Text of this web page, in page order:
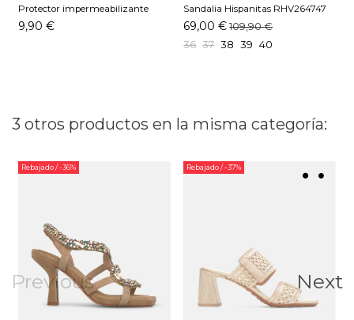
Protector impermeabilizante
Pedag 250 ML
9,90 €
Sandalia Hispanitas RHV264747
C003 Avellana
69,00 € 109,90 €
36 37 38 39 40
3 otros productos en la misma categoría:
Previous
Rebajado/ -36% Rebajado/ -37%
Next